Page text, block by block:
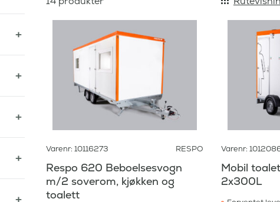
Varenr: 10116273 RESPO
Respo 620 Beboelsesvogn
m/2 soverom, kjøkken og
toalett
Varenr:
Mobil
2x300L